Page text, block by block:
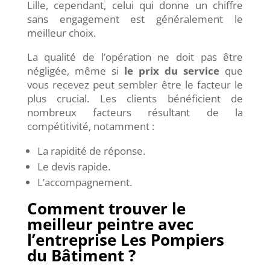
Lille, cependant, celui qui donne un chiffre
sans engagement est généralement le
meilleur choix.
La qualité de l’opération ne doit pas être
négligée, même si le prix du service que
vous recevez peut sembler être le facteur le
plus crucial. Les clients bénéficient de
nombreux facteurs résultant de la
compétitivité, notamment :
La rapidité de réponse.
Le devis rapide.
L’accompagnement.
Comment trouver le
meilleur peintre avec
l’entreprise Les Pompiers
du Bâtiment ?